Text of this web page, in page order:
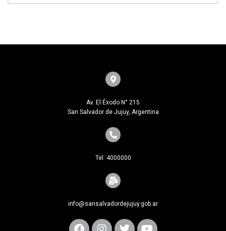
Av. El Éxodo N° 215
San Salvador de Jujuy, Argentina
Tel: 4000000
info@sansalvadordejujuy.gob.ar